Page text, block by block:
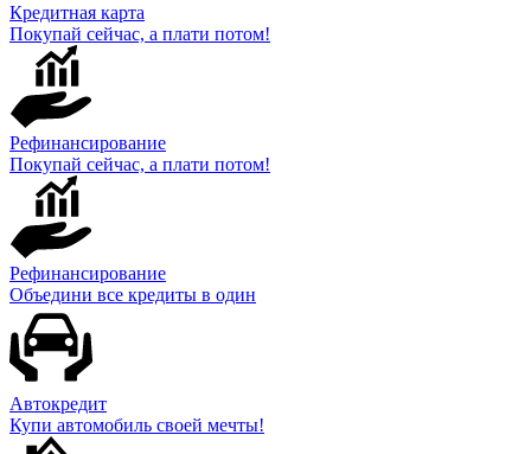
Кредитная карта
Покупай сейчас, а плати потом!
Рефинансирование
Покупай сейчас, а плати потом!
Рефинансирование
Объедини все кредиты в один
Автокредит
Купи автомобиль своей мечты!